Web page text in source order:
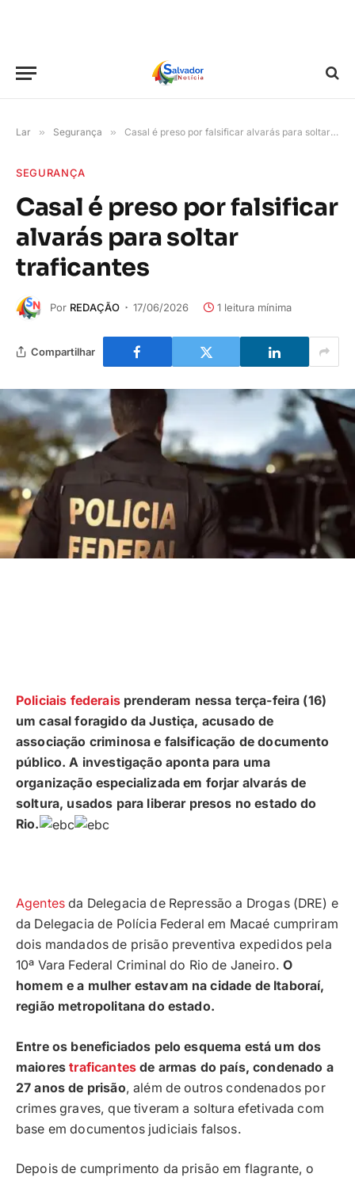
Lar » Segurança » Casal é preso por falsificar alvarás para soltar traficantes
SEGURANÇA
Casal é preso por falsificar
alvarás para soltar
traficantes
Por REDAÇÃO 17/06/2026 1 leitura mínima
Compartilhar
Policiais federaisprenderam nessa terça-feira (16)
um casal foragido da Justiça, acusado de
associação criminosa e falsificação de documento
público. A investigação aponta para uma
organização especializada em forjar alvarás de
soltura, usados para liberar presos no estado do
Rio.
Agentesda Delegacia de Repressão a Drogas (DRE) e
da Delegacia de Polícia Federal em Macaé cumpriram
dois mandados de prisão preventiva expedidos pela
10ª Vara Federal Criminal do Rio de Janeiro.O
homem e a mulher estavam na cidade de Itaboraí,
região metropolitana do estado.
Entre os beneficiados pelo esquema está um dos
maiorestraficantes de armas do país, condenado a
27 anos de prisão, além de outros condenados por
crimes graves, que tiveram a soltura efetivada com
base em documentos judiciais falsos.
Depois de cumprimento da prisão em flagrante, o